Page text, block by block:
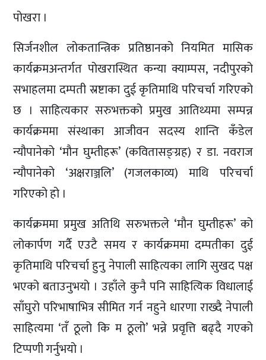
पोखरा ।
सिर्जनशील लोकतान्त्रिक प्रतिष्ठानको नियमित मासिक
कार्यक्रमअन्तर्गत पोखरास्थित कन्या क्याम्पस, नदीपुरको
सभाहलमा दम्पती स्रष्टाका दुई कृतिमाथि परिचर्चा गरिएको
छ । साहित्यकार सरुभक्तको प्रमुख आतिथ्यमा सम्पन्न
कार्यक्रममा संस्थाका आजीवन सदस्य शान्ति कँडेल
न्यौपानेको ‘मौन घुम्तीहरू’ (कवितासङ्ग्रह) र डा. नवराज
न्यौपानेको ‘अक्षराञ्जलि’ (गजलकाव्य) माथि परिचर्चा
गरिएको हो ।
कार्यक्रममा प्रमुख अतिथि सरुभक्तले ‘मौन घुम्तीहरू’ को
लोकार्पण गर्दै एउटै समय र कार्यक्रममा दम्पतीका दुई
कृतिमाथि परिचर्चा हुनु नेपाली साहित्यका लागि सुखद पक्ष
भएको बताउनुभयो । उहाँले कुनै पनि साहित्यिक विधालाई
साँघुरो परिभाषाभित्र सीमित गर्न नहुने धारणा राख्दै नेपाली
साहित्यमा ‘तँ ठूलो कि म ठूलो’ भन्ने प्रवृत्ति बढ्दै गएको
टिप्पणी गर्नुभयो ।